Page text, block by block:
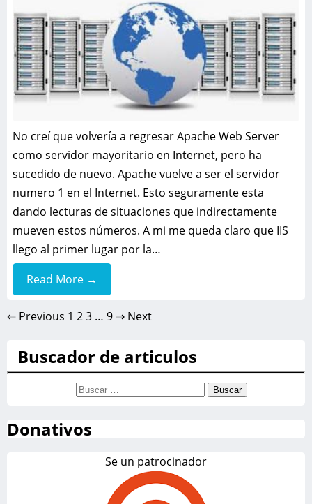
No creí que volvería a regresar Apache Web Server
como servidor mayoritario en Internet, pero ha
sucedido de nuevo. Apache vuelve a ser el servidor
numero 1 en el Internet. Esto seguramente esta
dando lecturas de situaciones que indirectamente
mueven estos números. A mi me queda claro que IIS
llego al primer lugar por la…
Read More →
⇐ Previous 1 23 … 9 ⇒ Next
Buscador de articulos
Buscar:
Donativos
Se un patrocinador